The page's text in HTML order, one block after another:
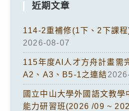
近期文章
114-2重補修(1下、2下課
2026-08-07
115年度AI人才方舟計畫需
A2、A3、B5-1之連結
國立中山大學外國語文教
能力研習班(2026 /09 ~